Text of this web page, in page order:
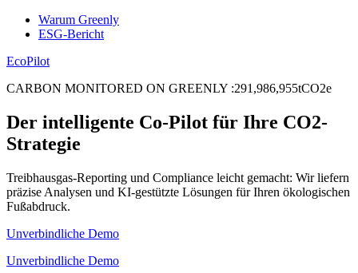
Warum Greenly
ESG-Bericht
EcoPilot
CARBON MONITORED ON GREENLY :291 ,986,955tCO2e
Der intelligente Co-Pilot für Ihre CO2-
Strategie
Treibhausgas-Reporting und Compliance leicht gemacht: Wir liefern
präzise Analysen und KI-gestützte Lösungen für Ihren ökologischen
Fußabdruck.
Unverbindliche Demo
Unverbindliche Demo